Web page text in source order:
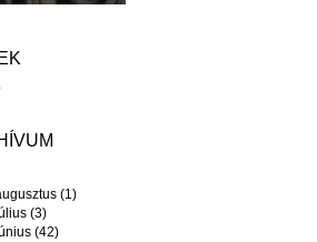
(1)
(3)
(42)